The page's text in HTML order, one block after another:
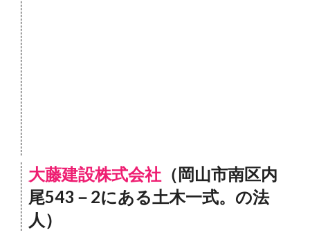
大藤建設株式会社 （岡山市南区内
尾543－2にある土木一式。の法
人）